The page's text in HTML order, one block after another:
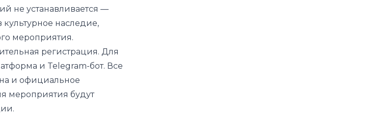
не устанавливается —
наследие,
мероприятия.
регистрация. Для
и Telegram-бот. Все
и официальное
мероприятия будут